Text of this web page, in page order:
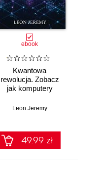
ebook
Kwantowa
rewolucja. Zobacz
jak komputery
świat
Leon Jeremy
49.99 zł